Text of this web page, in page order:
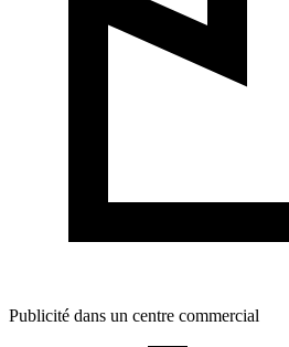
Publicité dans un centre commercial